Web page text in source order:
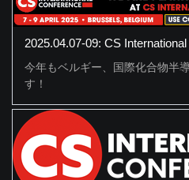
2025.04.07-09: CS
今年もベルギー、国際化合物半
す！